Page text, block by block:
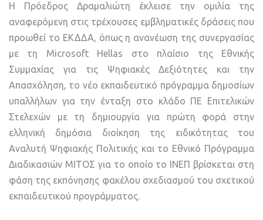
Η Πρόεδρος Δραμαλιώτη έκλεισε την ομιλία της
αναφερόμενη στις τρέχουσες εμβληματικές δράσεις που
προωθεί το ΕΚΔΔΑ, όπως η ανανέωση της συνεργασίας
με τη Microsoft Hellas στο πλαίσιο της Εθνικής
Συμμαχίας για τις Ψηφιακές Δεξιότητες και την
Απασχόληση, το νέο εκπαιδευτικό πρόγραμμα δημοσίων
υπαλλήλων για την ένταξη στο κλάδο ΠΕ Επιτελικών
Στελεχών με τη δημιουργία για πρώτη φορά στην
ελληνική δημόσια διοίκηση της ειδικότητας του
Αναλυτή Ψηφιακής Πολιτικής και το Εθνικό Πρόγραμμα
Διαδικασιών ΜΙΤΟΣ για το οποίο το ΙΝΕΠ βρίσκεται στη
φάση της εκπόνησης φακέλου σχεδιασμού του σχετικού
εκπαιδευτικού προγράμματος.